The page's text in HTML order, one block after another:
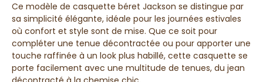
Ce modèle de casquette béret Jackson se distingue par
sa simplicité élégante, idéale pour les journées estivales
où confort et style sont de mise. Que ce soit pour
compléter une tenue décontractée ou pour apporter une
touche raffinée à un look plus habillé, cette casquette se
porte facilement avec une multitude de tenues, du jean